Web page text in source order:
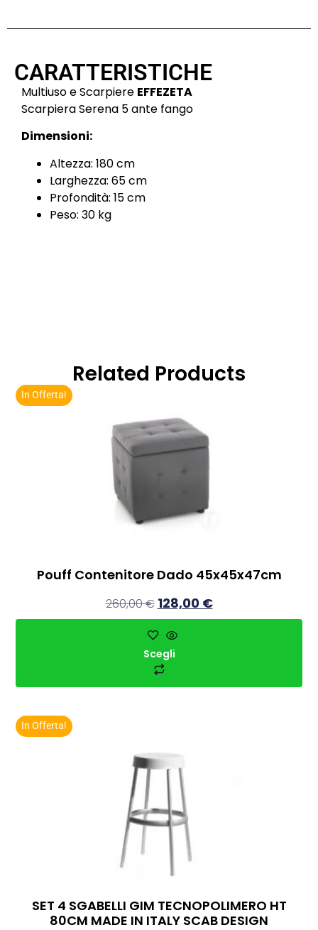
CARATTERISTICHE
Multiuso e Scarpiere EFFEZETA
Scarpiera Serena 5 ante fango
Dimensioni:
Altezza: 180 cm
Larghezza: 65 cm
Profondità: 15 cm
Peso: 30 kg
Related Products
In Offerta!
Pouff Contenitore Dado 45x45x47cm
260,00€ 128,00 €
Scegli
In Offerta!
SET 4 SGABELLI GIM TECNOPOLIMERO HT
80CM MADE IN ITALY SCAB DESIGN